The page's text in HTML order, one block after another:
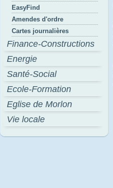
EasyFind
Amendes d'ordre
Cartes journalières
Finance-Constructions
Energie
Santé-Social
Ecole-Formation
Eglise de Morlon
Vie locale